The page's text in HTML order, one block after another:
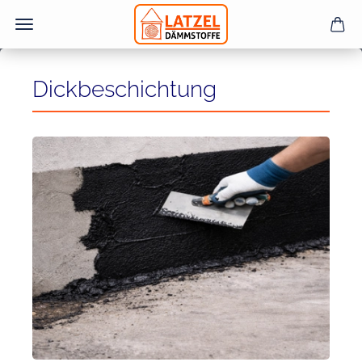
Dickbeschichtung